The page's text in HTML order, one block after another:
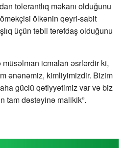
tolerantlıq məkanı olduğunu
ölkənin qeyri-sabit
üçün təbii tərəfdaş olduğunu
icmaları əsrlərdir ki,
ənənəmiz, kimliyimizdir. Bizim
güclü qətiyyətimiz var və biz
tam dəstəyinə malikik”.